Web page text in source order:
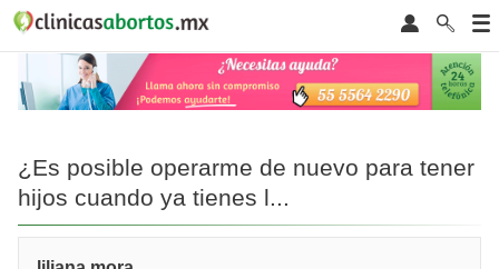
¿Es posible operarme de nuevo para tener
hijos cuando ya tienes l...